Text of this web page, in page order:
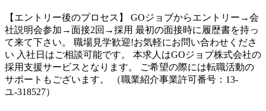
【エントリー後のプロセス】 GOジョブからエントリー→会
社説明会参加→面接2回→採用 最初の面接時に履歴書を持っ
て来て下さい。 職場見学歓迎!お気軽にお問い合わせくださ
い 入社日はご相談可能です。 本求人はGOジョブ株式会社の
採用支援サービスとなります。 ご希望の際には転職活動の
サポートもございます。 （職業紹介事業許可番号：13-
ユ-318527）